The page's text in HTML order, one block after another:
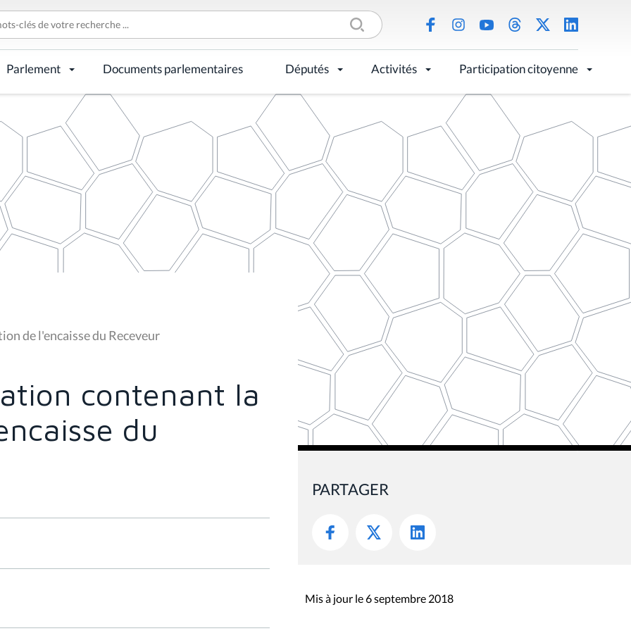
Parlement Documents parlementaires Députés Activités Participation citoyenne
de l'encaisse du Receveur
contenant la
du
PARTAGER
Mis à jour le 6 septembre 2018